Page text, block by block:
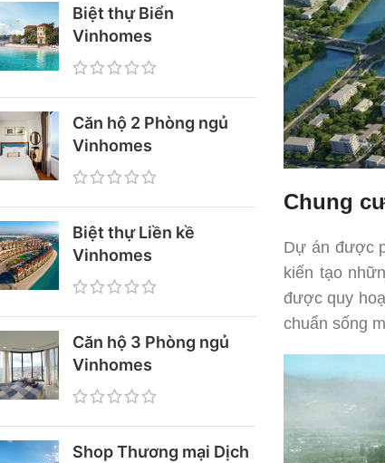
Biệt thự Biển
Vinhomes
Căn hộ 2 Phòng ngủ
Vinhomes
Biệt thự Liền kề
Vinhomes
Căn hộ 3 Phòng ngủ
Vinhomes
Shop Thương mại Dịch
Chung
Dự án được
kiến tạo
được quy
chuẩn sống